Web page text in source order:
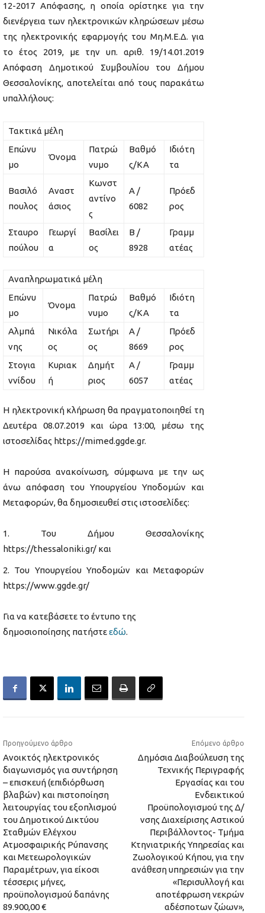
12-2017 Απόφασης, η οποία ορίστηκε για την
διενέργεια των ηλεκτρονικών κληρώσεων μέσω
της ηλεκτρονικής εφαρμογής του Μη.Μ.Ε.Δ. για
το έτος 2019, με την υπ. αριθ. 19/14.01.2019
Απόφαση Δημοτικού Συμβουλίου του Δήμου
Θεσσαλονίκης, αποτελείται από τους παρακάτω
υπαλλήλους:
Τακτικά μέλη
Επώνυ
μο
Όνομα
Πατρώ
νυμο
Βαθμό
ς/ΚΑ
Ιδιότη
τα
Βασιλό
πουλος
Αναστ
άσιος
Κωνστ
αντίνο
ς
Α /
6082
Πρόεδ
ρος
Σταυρο
πούλου
Γεωργί
α
Βασίλει
ος
Β /
8928
Γραμμ
ατέας
Αναπληρωματικά μέλη
Επώνυ
μο
Όνομα
Πατρώ
νυμο
Βαθμό
ς/ΚΑ
Ιδιότη
τα
Αλμπά
νης
Νικόλα
ος
Σωτήρι
ος
Α /
8669
Πρόεδ
ρος
Στογια
ννίδου
Κυριακ
ή
Δημήτ
ριος
Α /
6057
Γραμμ
ατέας
Η ηλεκτρονική κλήρωση θα πραγματοποιηθεί τη
Δευτέρα 08.07.2019 και ώρα 13:00, μέσω της
ιστοσελίδας https://mimed.ggde.gr.
Η παρούσα ανακοίνωση, σύμφωνα με την ως
άνω απόφαση του Υπουργείου Υποδομών και
Μεταφορών, θα δημοσιευθεί στις ιστοσελίδες:
Του Δήμου Θεσσαλονίκης
https://thessaloniki.gr/ και
Του Υπουργείου Υποδομών και Μεταφορών
https://www.ggde.gr/
Για να κατεβάσετε το έντυπο της
δημοσιοποίησης πατήστεεδώ.
Προηγούμενο άρθρο
Ανοικτός ηλεκτρονικός
διαγωνισμός για συντήρηση
– επισκευή (επιδιόρθωση
βλαβών) και πιστοποίηση
λειτουργίας του εξοπλισμού
του Δημοτικού Δικτύου
Σταθμών Ελέγχου
Ατμοσφαιρικής Ρύπανσης
και Μετεωρολογικών
Παραμέτρων, για είκοσι
τέσσερις μήνες,
προϋπολογισμού δαπάνης
89.900,00 €
Επόμενο άρθρο
Δημόσια Διαβούλευση της
Τεχνικής Περιγραφής
Εργασίας και του
Ενδεικτικού
Προϋπολογισμού της Δ/
νσης Διαχείρισης Αστικού
Περιβάλλοντος- Τμήμα
Κτηνιατρικής Υπηρεσίας και
Ζωολογικού Κήπου, για την
ανάθεση υπηρεσιών για την
«Περισυλλογή και
αποτέφρωση νεκρών
αδέσποτων ζώων»,